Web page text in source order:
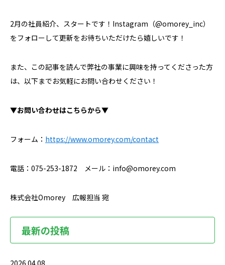
2月の社員紹介、スタートです！Instagram（@omorey_inc）
をフォローして更新をお待ちいただけたら嬉しいです！
また、この記事を読んで弊社の事業に興味を持ってくださった方
は、以下までお気軽にお問い合わせください！
▼お問い合わせはこちらから▼
フォーム： https://www.omorey.com/contact
電話：075-253-1872 メール：info@omorey.com
株式会社Omorey 広報担当 宛
最新の投稿
2026.04.08